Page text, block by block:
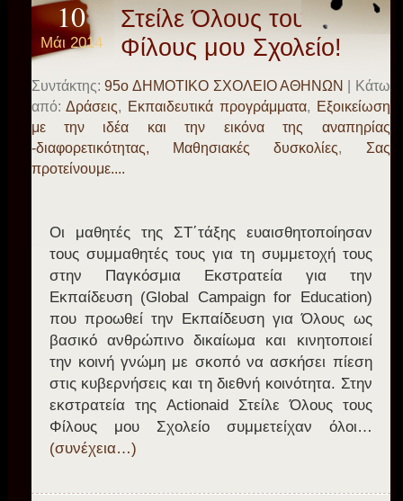
10
Μάι 2014
Στείλε Όλους τους
Φίλους μου Σχολείο!
Συντάκτης: 95o ΔΗΜΟΤΙΚΟ ΣΧΟΛΕΙΟ ΑΘΗΝΩΝ
| Κάτω
από:Δράσεις, Εκπαιδευτικά προγράμματα, Εξοικείωση
με την ιδέα και την εικόνα της αναπηρίας
-διαφορετικότητας, Μαθησιακές δυσκολίες, Σας
προτείνουμε....
Οι μαθητές της ΣΤ΄τάξης ευαισθητοποίησαν
τους συμμαθητές τους για τη συμμετοχή τους
στην Παγκόσμια Εκστρατεία για την
Εκπαίδευση (Global Campaign for Education)
που προωθεί την Εκπαίδευση για Όλους ως
βασικό ανθρώπινο δικαίωμα και κινητοποιεί
την κοινή γνώμη με σκοπό να ασκήσει πίεση
στις κυβερνήσεις και τη διεθνή κοινότητα. Στην
εκστρατεία της Actionaid Στείλε Όλους τους
Φίλους μου Σχολείο συμμετείχαν όλοι…
(συνέχεια…)